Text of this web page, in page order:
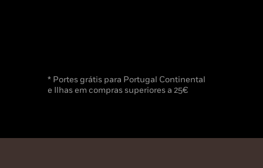
* Portes grátis para Portugal Continental
e Ilhas em compras superiores a 25€